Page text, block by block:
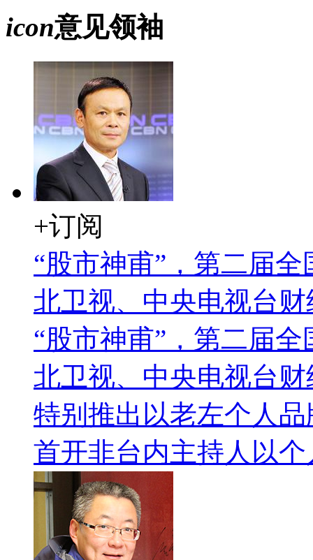
icon意见领袖
+订阅
“股市神甫”，第二届
北卫视、中央电视台
“股市神甫”，第二届
北卫视、中央电视台
特别推出以老左个人
首开非台内主持人以